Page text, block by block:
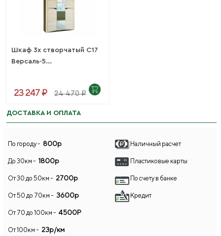
Шкаф 3х створчатый С17
Версаль-5...
23 247 ₽ 24 470 ₽
ДОСТАВКА И ОПЛАТА
По городу - 800р
До 30км - 1800р
От 30 до 50км - 2700р
От 50 до 70км - 3600р
От 70 до 100км - 4500Р
От 100км - 23р/км
Наличный расчет
Пластиковые карты
По счету в банке
Кредит